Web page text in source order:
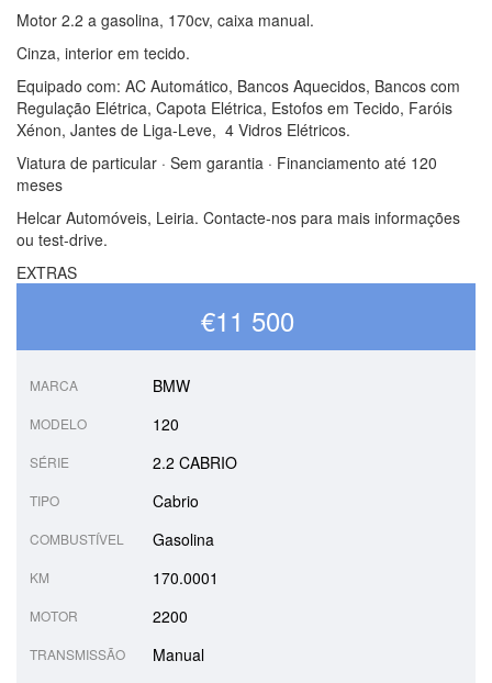
Motor 2.2 a gasolina, 170cv, caixa manual.
Cinza, interior em tecido.
Equipado com: AC Automático, Bancos Aquecidos, Bancos com
Regulação Elétrica, Capota Elétrica, Estofos em Tecido, Faróis
Xénon, Jantes de Liga-Leve, 4 Vidros Elétricos.
Viatura de particular · Sem garantia · Financiamento até 120
meses
Helcar Automóveis, Leiria. Contacte-nos para mais informações
ou test-drive.
EXTRAS
€11 500
MARCA BMW
MODELO 120
SÉRIE 2.2 CABRIO
TIPO Cabrio
COMBUSTÍVEL Gasolina
KM 170.0001
MOTOR 2200
TRANSMISSÃO
Manual